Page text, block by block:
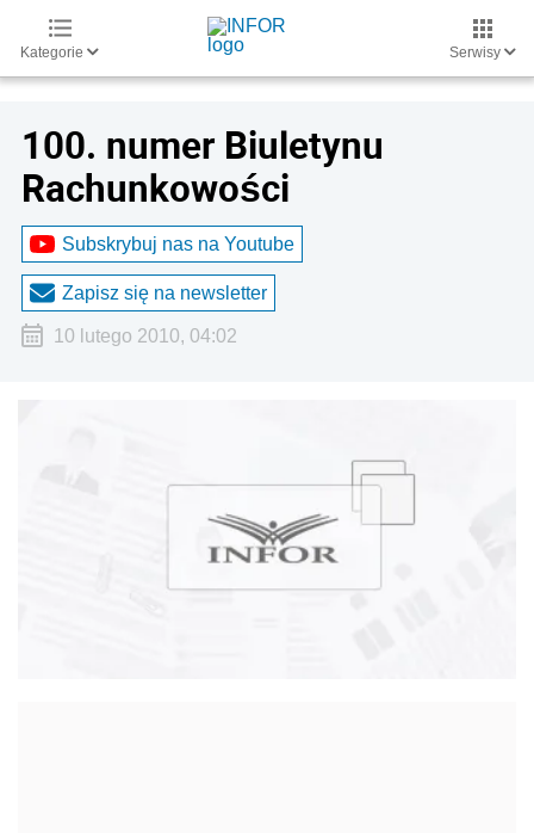
Kategorie Serwisy
100. numer Biuletynu
Rachunkowości
Subskrybuj nas na Youtube
Zapisz się na newsletter
10 lutego 2010, 04:02